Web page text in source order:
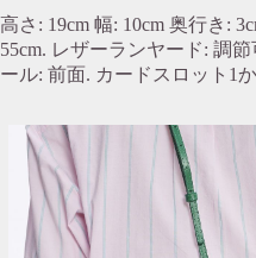
高さ: 19cm 幅: 10cm 奥行き:
55cm. レザーランヤード: 調
ール: 前面. カードスロット1